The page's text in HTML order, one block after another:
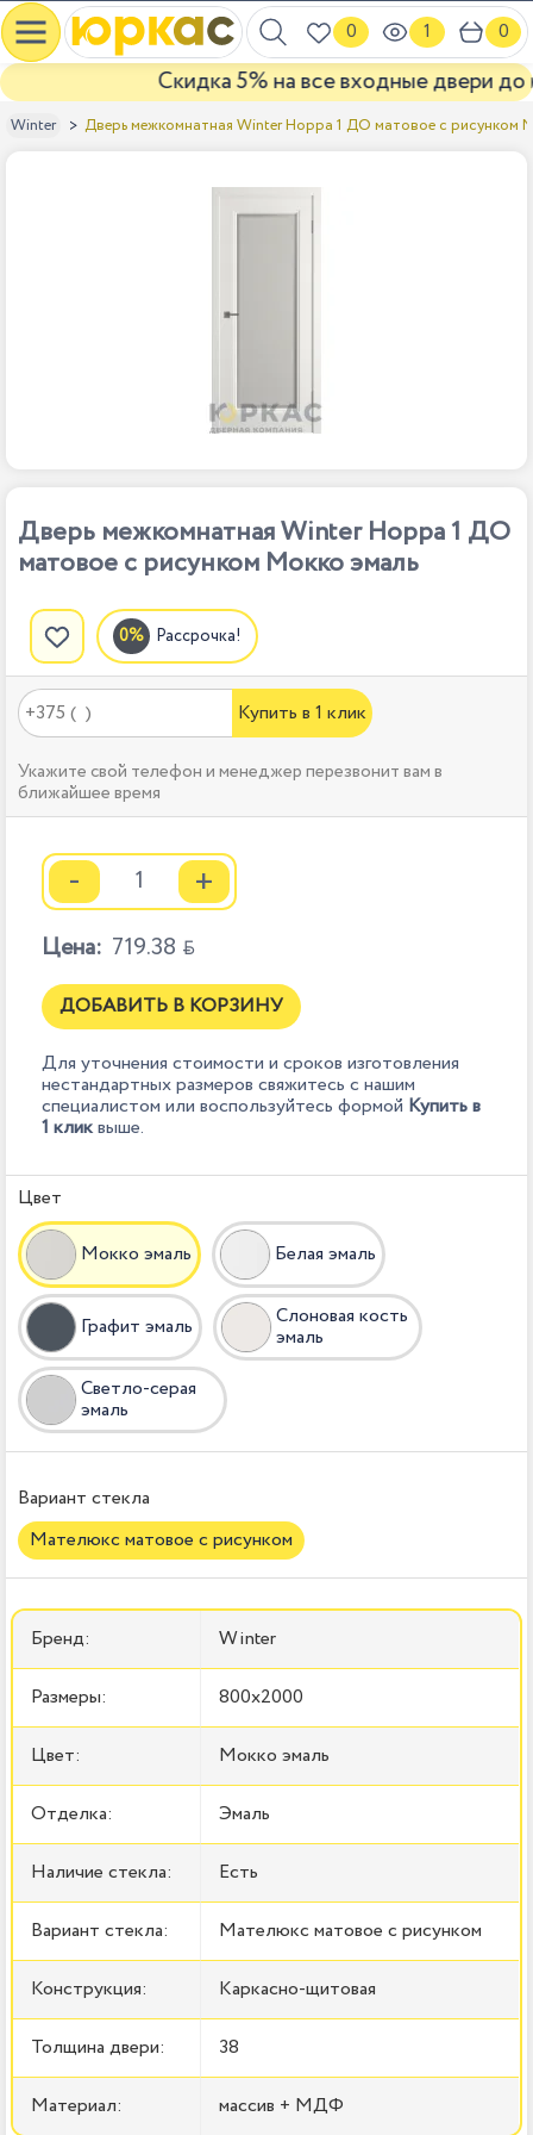
0 1 0
Скидка 5% на все входные двери до
Winter Дверь межкомнатная Winter Норра 1 ДО матовое с рисунком
Дверь межкомнатная Winter Норра 1 ДО
матовое с рисунком Мокко эмаль
Рассрочка!
Купить в 1 клик
Укажите свой телефон и менеджер перезвонит вам в
ближайшее время
- +
Цена: 719.38 
ДОБАВИТЬ В КОРЗИНУ
Для уточнения стоимости и сроков изготовления
нестандартных размеров свяжитесь с нашим
специалистом или воспользуйтесь формой Купить в
1 кликвыше.
Цвет
Мокко эмаль Белая эмаль
Графит эмаль Слоновая кость
эмаль
Светло-серая
эмаль
Вариант стекла
Мателюкс матовое с рисунком
Бренд: Winter
Размеры: 800x2000
Цвет: Мокко эмаль
Отделка: Эмаль
Наличие стекла: Есть
Вариант стекла: Мателюкс матовое с рисунком
Конструкция: Каркасно-щитовая
Толщина двери: 38
Материал: массив + МДФ